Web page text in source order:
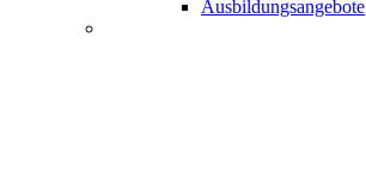
Ausbildungsangebote